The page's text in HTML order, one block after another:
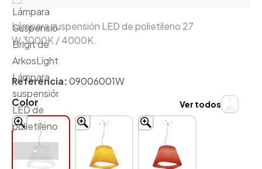
Lámpara suspensión LED de polietileno 27
W 3000K/4000K.
Referencia:09006001W
Color
Ver todos